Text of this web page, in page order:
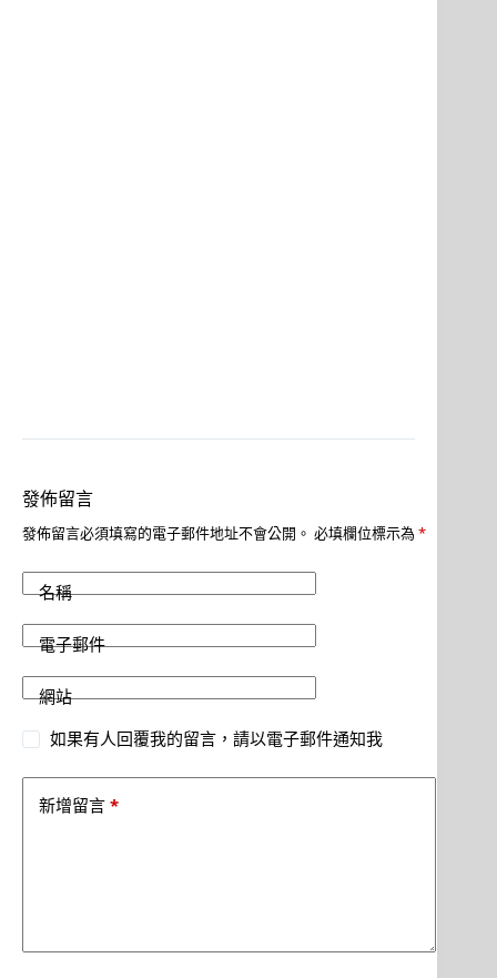
發佈留言
發佈留言必須填寫的電子郵件地址不會公開。 必填欄位標示為 *
名稱
電子郵件
網站
如果有人回覆我的留言，請以電子郵件通知我
新增留言 *